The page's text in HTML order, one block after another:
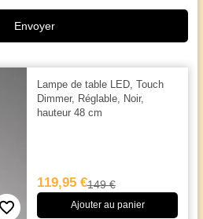
Envoyer
Lampe de table LED, Touch
Dimmer, Réglable, Noir,
hauteur 48 cm
119,95 €149 €
Ajouter au panier